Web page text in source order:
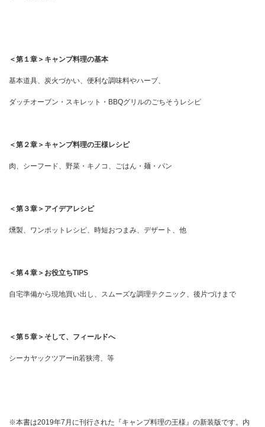
＜第１章＞キャンプ料理の基本
基本道具、炭火づかい、便利な調味料やハーブ、
ダッチオーブン・スキレット・BBQグリルのごちそうレシピ
＜第２章＞キャンプ料理の王様レシピ
肉、シーフード、野菜・キノコ、ごはん・麺・パン
＜第３章＞アイデアレシピ
燻製、ワンポットレシピ、時短おつまみ、デザート、他
＜第４章＞お役立ちTIPS
自宅準備から現地買い出し、スムーズな調理テクニック、後片づけまで
＜第５章＞そして、フィールドへ
シーカヤックツアーin若狭湾、等
※本書は2019年7月に刊行された『キャンプ料理の王様』の新装版です。内